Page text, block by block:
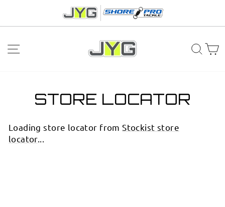
al
STORE LOCATOR
Loading store locator fromStockist store
locator...